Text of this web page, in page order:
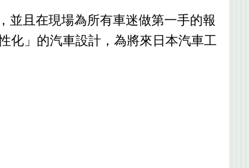
並且在現場為所有車迷做第一手的報
化」的汽車設計，為將來日本汽車工